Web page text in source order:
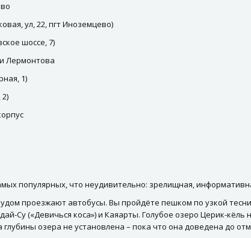
ул, 22, пгт Иноземцево)
шоссе, 7)
Лермонтова
1)
популярных, что неудивительно: зрелищная,
проезжают автобусы. Вы пройдёте пешком по узкой
Су («Девичься коса») и Каяарты. Голубое озеро Церик-
озера не установлена – пока что она доведена до